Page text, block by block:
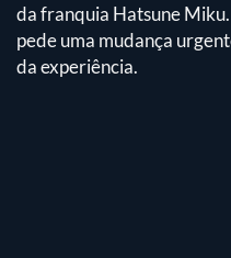
da franquia Hatsune
pede uma mudança
da experiência.